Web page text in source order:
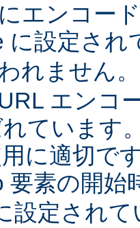
エンコー
に設定され
れません
エンコ
れています
に適切で
要素の開始
設定され